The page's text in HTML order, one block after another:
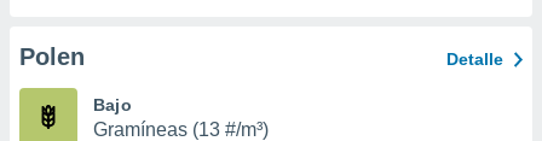
e
mediante
Polen Detalle
Bajo
Gramíneas (13 #/m³)